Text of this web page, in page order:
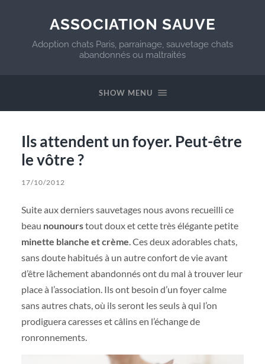
ASSOCIATION SAUVE
Adoption chats Paris, parrainage, sauvetage chats
abandonnés ou maltraités
SHOW MENU
Ils attendent un foyer. Peut-être
le vôtre ?
17/10/2012
Suite aux derniers sauvetages nous avons recueilli ce
beau nounourstout doux et cette très élégante petite
minette blanche et crème. Ces deux adorables chats,
sans doute habitués à un autre confort de vie avant
d’être lâchement abandonnés ont du mal à trouver leur
place à l’association. Ils ont besoin d’un foyer calme
sans autres chats, où ils seront les seuls à qui l’on
prodiguera caresses et câlins en l’échange de
ronronnements.